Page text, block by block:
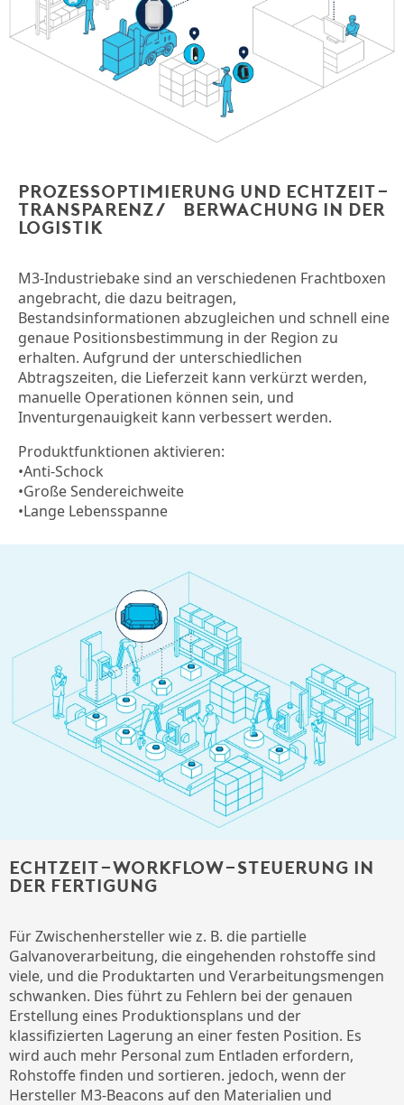
Prozessoptimierung und Echtzeit-
Transparenz/Überwachung in der
Logistik
M3-Industriebake sind an verschiedenen Frachtboxen
angebracht, die dazu beitragen,
Bestandsinformationen abzugleichen und schnell eine
genaue Positionsbestimmung in der Region zu
erhalten. Aufgrund der unterschiedlichen
Abtragszeiten, die Lieferzeit kann verkürzt werden,
manuelle Operationen können sein, und
Inventurgenauigkeit kann verbessert werden.
Produktfunktionen aktivieren:
•Anti-Schock
•Große Sendereichweite
•Lange Lebensspanne
Echtzeit-Workflow-Steuerung in
der Fertigung
Für Zwischenhersteller wie z. B. die partielle
Galvanoverarbeitung, die eingehenden rohstoffe sind
viele, und die Produktarten und Verarbeitungsmengen
schwanken. Dies führt zu Fehlern bei der genauen
Erstellung eines Produktionsplans und der
klassifizierten Lagerung an einer festen Position. Es
wird auch mehr Personal zum Entladen erfordern,
Rohstoffe finden und sortieren. jedoch, wenn der
Hersteller M3-Beacons auf den Materialien und